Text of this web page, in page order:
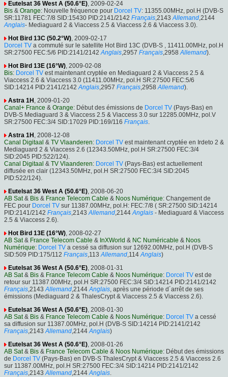
Eutelsat 36 West A (50.6°E), 2009-02-24
Bis & Orange: Nouvelle fréquence pour Dorcel TV: 11355.00MHz, pol.H (DVB-S
SR:11781 FEC:7/8 SID:15430 PID:2141/2142 Français,2143 Allemand,2144
Anglais- Mediaguard 2 & Viaccess 2.5 & Viaccess 2.6 & Viaccess 3.0).
Hot Bird 13C (50.2°W), 2009-02-17
Dorcel TV a commuté sur le satellite Hot Bird 13C (DVB-S , 11411.00MHz, pol.H
SR:27500 FEC:5/6 PID:2141/2142 Anglais,2957 Français,2958 Allemand).
Hot Bird 13E (16°W), 2009-02-08
Bis: Dorcel TV est maintenant cryptée en Mediaguard 2 & Viaccess 2.5 &
Viaccess 2.6 & Viaccess 3.0 (11411.00MHz, pol.H SR:27500 FEC:5/6
SID:14214 PID:2141/2142 Anglais,2957 Français,2958 Allemand).
Astra 1H , 2009-01-20
Canal+ France & Orange: Début des émissions de Dorcel TV (Pays-Bas) en
DVB-S Mediaguard 3 & Viaccess 2.5 & Viaccess 3.0 sur 12285.00MHz, pol.V
SR:27500 FEC:3/4 SID:17029 PID:169/116 Français.
Astra 1H , 2008-12-08
Canal Digitaal & TV Vlaanderen: Dorcel TV est maintenant cryptée en Irdeto 2 &
Mediaguard 2 & Viaccess 2.6 (12343.50MHz, pol.H SR:27500 FEC:3/4
SID:2045 PID:522/124).
Canal Digitaal & TV Vlaanderen: Dorcel TV (Pays-Bas) est actuellement
diffusée en clair (12343.50MHz, pol.H SR:27500 FEC:3/4 SID:2045
PID:522/124).
Eutelsat 36 West A (50.6°E), 2008-06-20
AB Sat& Bis & France Telecom Cable & Noos Numérique: Changement de
FEC pour Dorcel TV sur 11387.00MHz, pol.H: FEC:7/8 ( SR:27500 SID:14214
PID:2141/2142 Français,2143 Allemand,2144 Anglais - Mediaguard & Viaccess
2.5 & Viaccess 2.6).
Hot Bird 13E (16°W), 2008-02-27
AB Sat& France Telecom Cable & InXWorld & NC Numéricable & Noos
Numérique: Dorcel TV a cessé sa diffusion sur 12692.00MHz, pol.H (DVB-S
SID:509 PID:175/112 Français,113 Allemand,114 Anglais)
Eutelsat 36 West A (50.6°E), 2008-01-31
AB Sat& Bis & France Telecom Cable & Noos Numérique: Dorcel TV est de
retour sur 11387.00MHz, pol.H SR:27500 FEC:3/4 SID:14214 PID:2141/2142
Français,2143 Allemand,2144 Anglais, après une période d´arrêt de ses
émissions (Mediaguard 2 & ThalesCrypt & Viaccess 2.5 & Viaccess 2.6).
Eutelsat 36 West A (50.6°E), 2008-01-30
AB Sat& Bis & France Telecom Cable & Noos Numérique: Dorcel TV a cessé
sa diffusion sur 11387.00MHz, pol.H (DVB-S SID:14214 PID:2141/2142
Français,2143 Allemand,2144 Anglais)
Eutelsat 36 West A (50.6°E), 2008-01-26
AB Sat& Bis & France Telecom Cable & Noos Numérique: Début des émissions
de Dorcel TV (Pays-Bas) en DVB-S ThalesCrypt & Viaccess 2.5 & Viaccess 2.6
sur 11387.00MHz, pol.H SR:27500 FEC:3/4 SID:14214 PID:2141/2142
Français,2143 Allemand,2144 Anglais.